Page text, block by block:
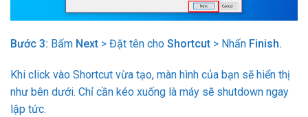
Bước 3: Bấm Next > Đặt tên cho Shortcut > Nhấn Finish.
Khi click vào Shortcut vừa tạo, màn hình của bạn sẽ hiển thị
như bên dưới. Chỉ cần kéo xuống là máy sẽ shutdown ngay
lập tức.